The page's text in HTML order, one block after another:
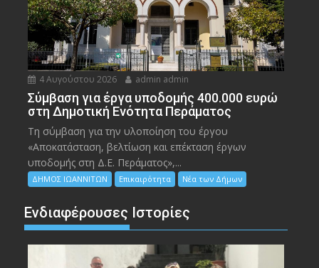
4 Αυγούστου 2026 admin admin
Σύμβαση για έργα υποδομής 400.000 ευρώ
στη Δημοτική Ενότητα Περάματος
Τη σύμβαση για την υλοποίηση του έργου
«Αποκατάσταση, βελτίωση και επέκταση έργων
υποδομής στη Δ.Ε. Περάματος»,...
ΔΗΜΟΣ ΙΩΑΝΝΙΤΩΝ Επικαιρότητα Νέα των Δήμων
Ενδιαφέρουσες Ιστορίες